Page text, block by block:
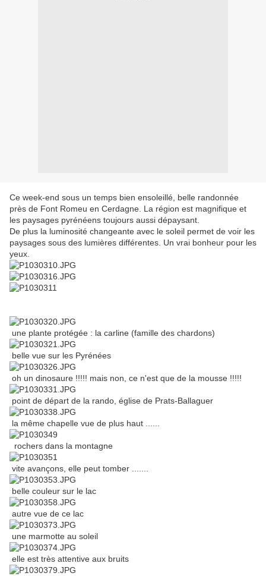
Ce week-end sous un temps bien ensoleillé, belle randonnée
près de Font Romeu en Cerdagne. La région est magnifique et
les paysages pyrénéens toujours aussi dépaysant.
De plus la luminosité changeante avec le soleil permet de voir les
paysages sous des lumières différentes. Un vrai bonheur pour les
yeux.
une plante protégée : la carline (famille des chardons)
belle vue sur les Pyrénées
oh un dinosaure !!!!! mais non, ce n'est que de la mousse !!!!!
point de départ de la rando, église de Prats-Ballaguer
la même chapelle vue de plus haut ......
rochers dans la montagne
vite avançons, elle peut tomber .......
belle couleur sur le lac
autre vue de ce lac
une marmotte au soleil
elle est très attentive aux bruits